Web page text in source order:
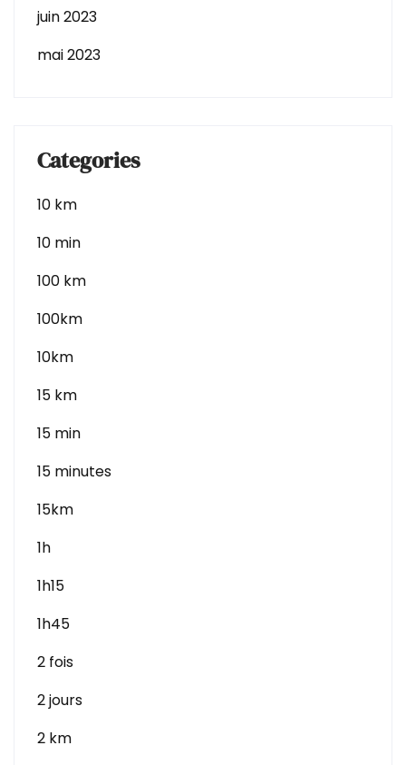
juin 2023
mai 2023
Categories
10 km
10 min
100 km
100km
10km
15 km
15 min
15 minutes
15km
1h
1h15
1h45
2 fois
2 jours
2 km